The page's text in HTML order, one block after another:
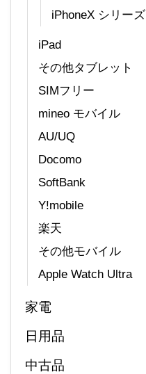
iPhoneX シリーズ
iPad
その他タブレット
SIMフリー
mineo モバイル
AU/UQ
Docomo
SoftBank
Y!mobile
楽天
その他モバイル
Apple Watch Ultra
家電
日用品
中古品